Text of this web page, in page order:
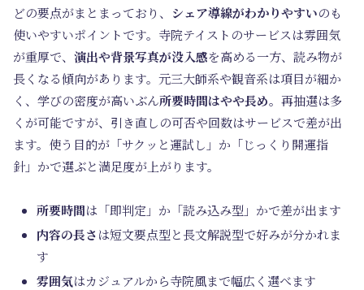
どの要点がまとまっており、 シェア導線がわかりやすいのも
使いやすいポイントです。寺院テイストのサービスは雰囲気
が重厚で、 演出や背景写真が没入感を高める一方、読み物が
長くなる傾向があります。元三大師系や観音系は項目が細か
く、学びの密度が高いぶん所要時間はやや長め。再抽選は多
くが可能ですが、引き直しの可否や回数はサービスで差が出
ます。使う目的が「サクッと運試し」か「じっくり開運指
針」かで選ぶと満足度が上がります。
所要時間は「即判定」か「読み込み型」かで差が出ます
内容の長さは短文要点型と長文解説型で好みが分かれま
す
雰囲気はカジュアルから寺院風まで幅広く選べます